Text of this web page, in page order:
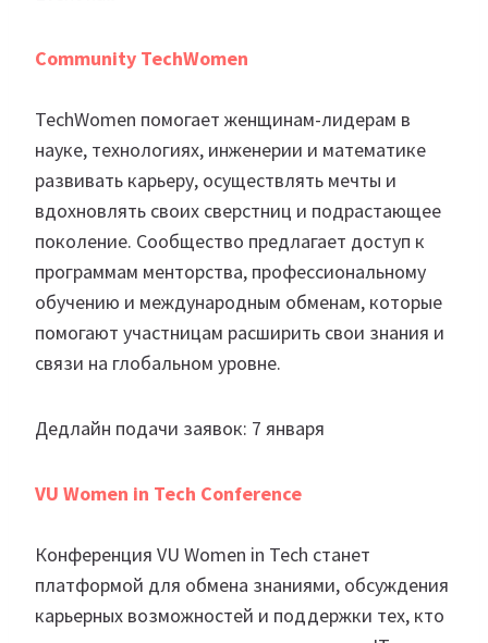
Community TechWomen
TechWomen помогает женщинам-лидерам в
науке, технологиях, инженерии и математике
развивать карьеру, осуществлять мечты и
вдохновлять своих сверстниц и подрастающее
поколение. Сообщество предлагает доступ к
программам менторства, профессиональному
обучению и международным обменам, которые
помогают участницам расширить свои знания и
связи на глобальном уровне.
Дедлайн подачи заявок: 7 января
VU Women in Tech Conference
Конференция VU Women in Tech станет
платформой для обмена знаниями, обсуждения
карьерных возможностей и поддержки тех, кто